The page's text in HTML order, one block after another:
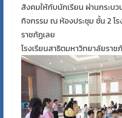
สังคมให้กับนักเรียน ผ่านกระบว
กิจกรรม ณ ห้องประชุม ชั้น 2 โ
ราชภัฏเลย
โรงเรียนสาธิตมหาวิทยาลัยราช